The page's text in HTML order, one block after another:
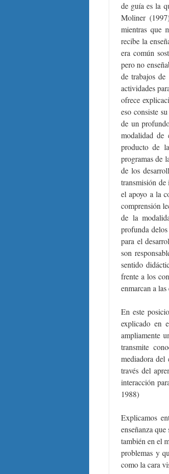
de guía es la
Moliner
mientras que
recibe la
era común
pero no
de trabajos
actividades
ofrece
eso consiste
de un
modalidad de
producto de
programas de
de los
transmisión
el apoyo a la
comprensión
de la
profunda
para el
son
sentido
frente a los
enmarcan a
En este
explicado en
ampliamente
transmite
mediadora del
través del
interacción
1988)
Explicamos
enseñanza
también en el
problemas y
como la cara